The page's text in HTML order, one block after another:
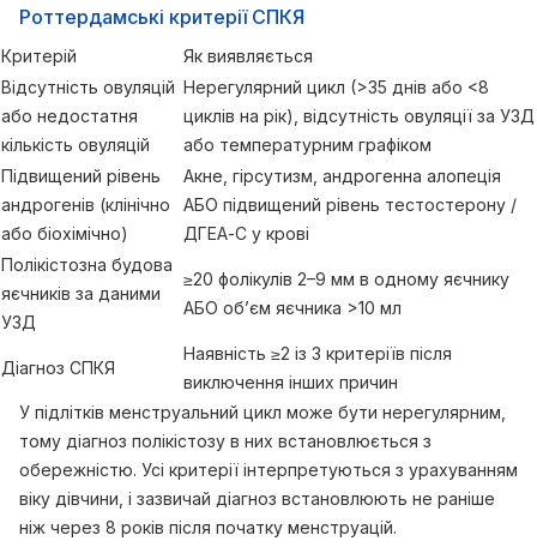
Роттердамські критерії СПКЯ
Критерій
Як виявляється
Відсутність овуляцій
або недостатня
кількість овуляцій
Нерегулярний цикл (>35 днів або <8
циклів на рік), відсутність овуляції за УЗД
або температурним графіком
Підвищений рівень
андрогенів (клінічно
або біохімічно)
Акне, гірсутизм, андрогенна алопеція
АБО підвищений рівень тестостерону /
ДГЕА-С у крові
Полікістозна будова
яєчників за даними
УЗД
≥20 фолікулів 2–9 мм в одному яєчнику
АБО об’єм яєчника >10 мл
Діагноз СПКЯ
Наявність ≥2 із 3 критеріїв після
виключення інших причин
У підлітків менструальний цикл може бути нерегулярним,
тому діагноз полікістозу в них встановлюється з
обережністю. Усі критерії інтерпретуються з урахуванням
віку дівчини, і зазвичай діагноз встановлюють не раніше
ніж через 8 років після початку менструацій.